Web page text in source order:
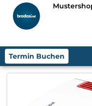
Termin Buchen